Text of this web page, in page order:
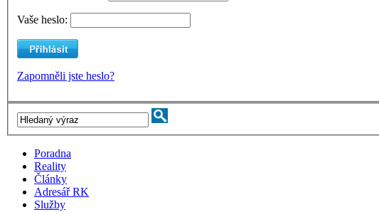
Vaše heslo:
Zapomněli jste heslo?
Poradna
Reality
Články
Adresář RK
Služby